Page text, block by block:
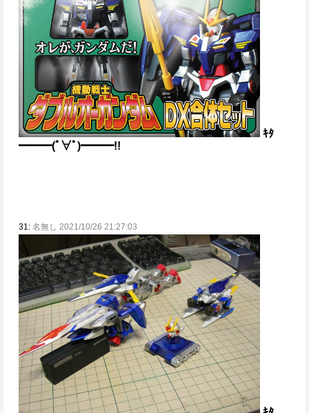
ｷﾀ
━━━(ﾟ∀ﾟ)━━━!!
31: 名無し 2021/10/26 21:27:03